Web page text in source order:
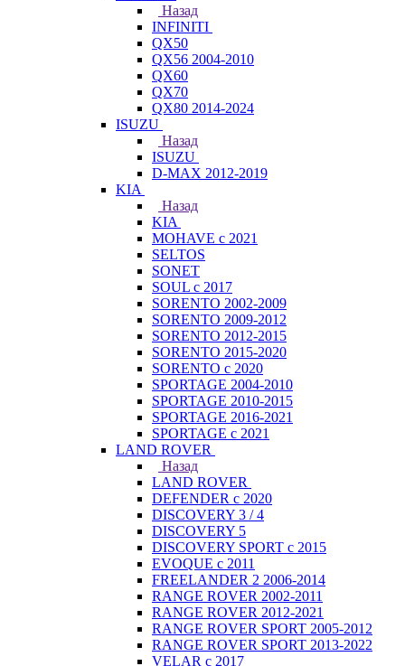
Назад
INFINITI
QX50
QX56 2004-2010
QX60
QX70
QX80 2014-2024
ISUZU
Назад
ISUZU
D-MAX 2012-2019
KIA
Назад
KIA
MOHAVE с 2021
SELTOS
SONET
SOUL с 2017
SORENTO 2002-2009
SORENTO 2009-2012
SORENTO 2012-2015
SORENTO 2015-2020
SORENTO с 2020
SPORTAGE 2004-2010
SPORTAGE 2010-2015
SPORTAGE 2016-2021
SPORTAGE с 2021
LAND ROVER
Назад
LAND ROVER
DEFENDER с 2020
DISCOVERY 3 / 4
DISCOVERY 5
DISCOVERY SPORT с 2015
EVOQUE с 2011
FREELANDER 2 2006-2014
RANGE ROVER 2002-2011
RANGE ROVER 2012-2021
RANGE ROVER SPORT 2005-2012
RANGE ROVER SPORT 2013-2022
VELAR с 2017